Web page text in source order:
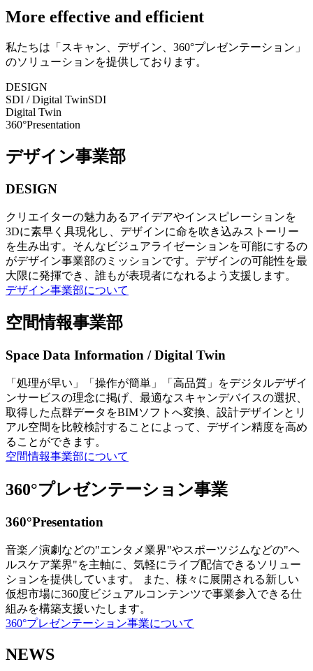
More effective and efficient
私たちは「スキャン、デザイン、360°プレゼンテーション」
のソリューションを提供しております。
DESIGN
SDI / Digital TwinSDI
Digital Twin
360°Presentation
デザイン事業部
DESIGN
クリエイターの魅力あるアイデアやインスピレーションを
3Dに素早く具現化し、デザインに命を吹き込みストーリー
を生み出す。そんなビジュアライゼーションを可能にするの
がデザイン事業部のミッションです。デザインの可能性を最
大限に発揮でき、誰もが表現者になれるよう支援します。
デザイン事業部について
空間情報事業部
Space Data Information / Digital Twin
「処理が早い」「操作が簡単」「高品質」をデジタルデザイ
ンサービスの理念に掲げ、最適なスキャンデバイスの選択、
取得した点群データをBIMソフトへ変換、設計デザインとリ
アル空間を比較検討することによって、デザイン精度を高め
ることができます。
空間情報事業部について
360°プレゼンテーション事業
360°Presentation
音楽／演劇などの"エンタメ業界"やスポーツジムなどの"ヘ
ルスケア業界"を主軸に、気軽にライブ配信できるソリュー
ションを提供しています。 また、様々に展開される新しい
仮想市場に360度ビジュアルコンテンツで事業参入できる仕
組みを構築支援いたします。
360°プレゼンテーション事業について
NEWS